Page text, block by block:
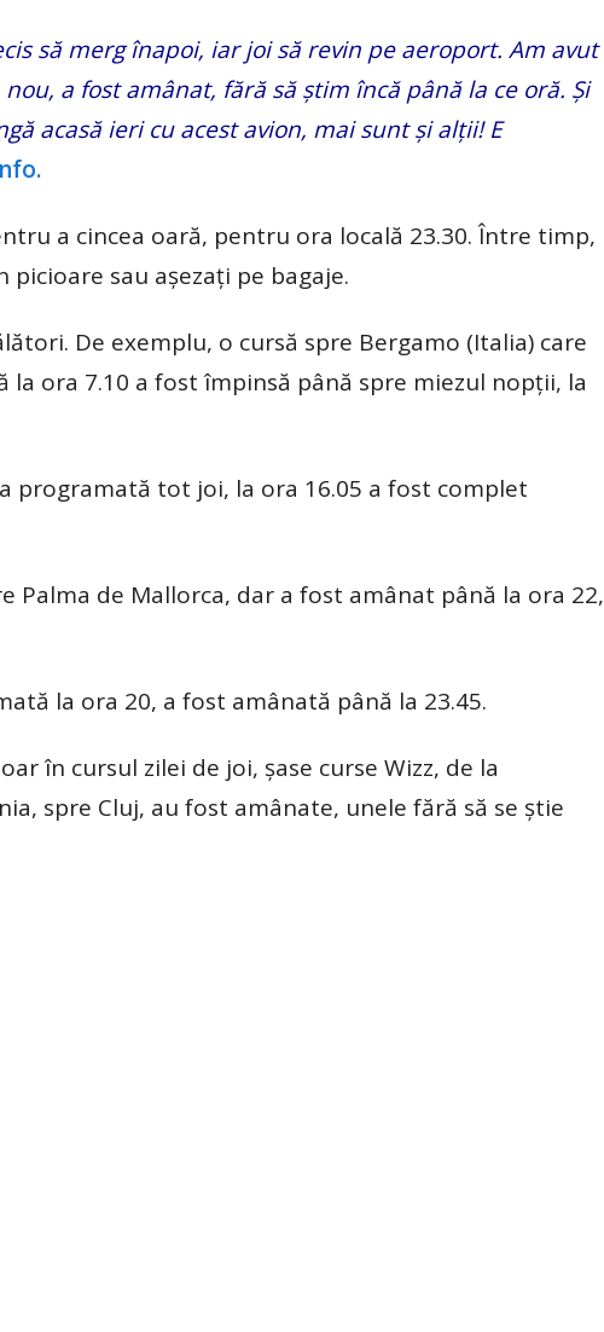
să merg înapoi, iar joi să revin pe aeroport. Am avut
a fost amânat, fără să știm încă până la ce oră. Și
acasă ieri cu acest avion, mai sunt și alții! E
a cincea oară, pentru ora locală 23.30. Între timp,
sau așezați pe bagaje.
De exemplu, o cursă spre Bergamo (Italia) care
ora 7.10 a fost împinsă până spre miezul nopții, la
programată tot joi, la ora 16.05 a fost complet
Palma de Mallorca, dar a fost amânat până la ora 22,
la ora 20, a fost amânată până la 23.45.
în cursul zilei de joi, șase curse Wizz, de la
spre Cluj, au fost amânate, unele fără să se știe